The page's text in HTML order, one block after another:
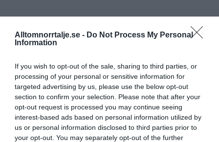
Alltomnorrtalje.se - Do Not Process My Personal
Information
If you wish to opt-out of the sale, sharing to third parties, or
processing of your personal or sensitive information for
targeted advertising by us, please use the below opt-out
section to confirm your selection. Please note that after your
opt-out request is processed you may continue seeing
interest-based ads based on personal information utilized by
us or personal information disclosed to third parties prior to
your opt-out. You may separately opt-out of the further